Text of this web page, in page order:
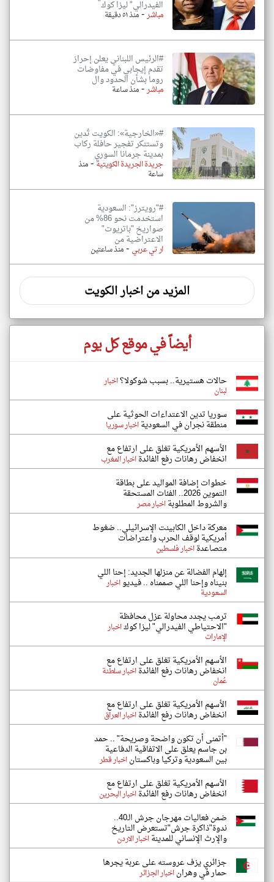
الفيدرالي" ليزا كوك
مباشر-منذ ٥١ دقيقة
#الرئيس اللبناني يعلن إحراز
تقدم إيجابي في مفاوضات
روما بشأن الحدود وال
مباشر-منذ ساعة
#«الخارجية»: الكويت تُدين
وتستنكر تفجير حافلة ركاب
بمدينة جرمانا السوري
جريدة الجريدة الكويتية-منذ
ساعة
#"رويترز": السعودية
استخدمت نحو 86% من
صواريخ "باتريوت"
الاعتراضية من
ار تي عربي-منذ ساعتين
المزيد من اخبار الكويت
أيضاً في موقع كل يوم
حالات هستيرية.. بسبب شوكولا؟اخبار
لبنان
سوريا تدين الاعتداءات الحوثية على
منطقة نجران في السعوديةاخبار سوريا
الأسهم الأمريكية تغلق على ارتفاع مع
انخفاض رهانات رفع الفائدةاخبار المغرب
خطوات إضافة المواليد على بطاقة
التموين 2026.. الفئات المستحقة
والشروط المطلوبةاخبار مصر
معركة داخل الكابينت الإسرائيلي.. ضغوط
أمريكية لوقف الحرب واعتراضات
متصاعدةاخبار فلسطين
إلهام الفضالة عن منزلها الجديد: إحنا اللي
بنيناه وإحنا اللي صممناه .. فيديواخبار
السعودية
ترمب يجدد محاولة عزل محافظة
"الاحتياطي الفيدرالي" ليزا كوكاخبار
الإمارات
الأسهم الأمريكية تغلق على ارتفاع مع
انخفاض رهانات رفع الفائدةاخبار سلطنة
عُمان
الأسهم الأمريكية تغلق على ارتفاع مع
انخفاض رهانات رفع الفائدةاخبار العراق
"أتمنى أن تكون واضحة وصريحة" .. حمد
بن جاسم يعلق على الاتفاقية الدفاعية
بين السعودية وتركيا وباكستاناخبار قطر
الأسهم الأمريكية تغلق على ارتفاع مع
انخفاض رهانات رفع الفائدةاخبار البحرين
ضمن فعاليات مهرجان جرش الـ40..
ندوة"ذاكرة جرش"تستعرض التاريخ
والإرث الإنساني للمدينةاخبار الاردن
جزائري يزف عروسته على عربة يجرها
حمار في وهراناخبار الجزائر